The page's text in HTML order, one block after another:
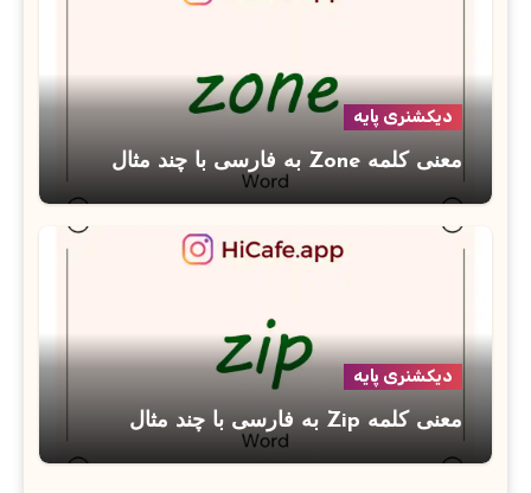
دیکشنری پایه
معنی کلمه Zone به فارسی با چند مثال
دیکشنری پایه
معنی کلمه Zip به فارسی با چند مثال